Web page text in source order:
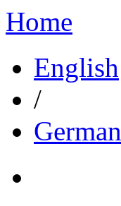
Home
English
/
German